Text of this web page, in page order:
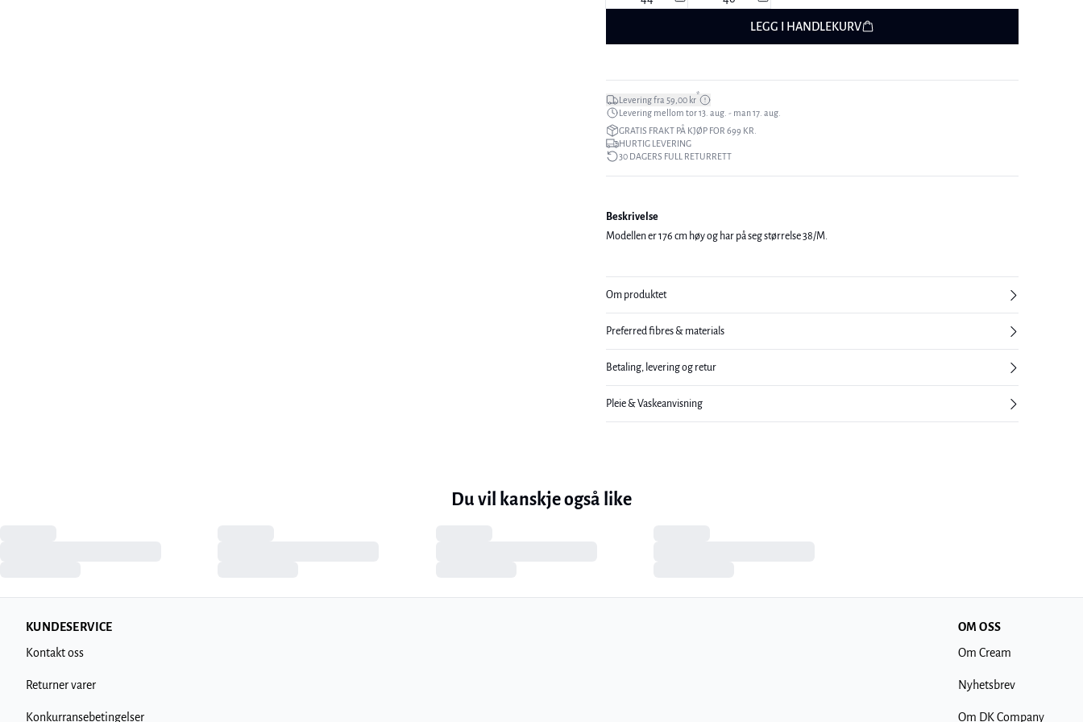
LEGG I HANDLEKURV
Levering fra 59,00 kr*
Levering mellom tor 13. aug. - man 17. aug.
GRATIS FRAKT PÅ KJØP FOR 699 KR.
HURTIG LEVERING
30 DAGERS FULL RETURRETT
Beskrivelse
Modellen er 176 cm høy og har på seg størrelse 38/M.
Om produktet
Preferred fibres & materials
Betaling, levering og retur
Pleie & Vaskeanvisning
Du vil kanskje også like
KUNDESERVICE
Kontakt oss
Returner varer
Konkurransebetingelser
OM OSS
Om Cream
Nyhetsbrev
Om DK Company